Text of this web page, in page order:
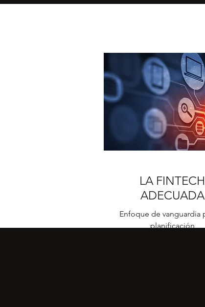
LA FINTECH
ADECUADA
Enfoque de vanguardia
planificación